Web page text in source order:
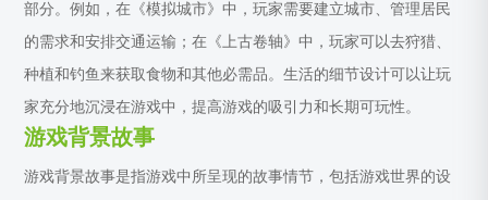
部分。例如，在《模拟城市》中，玩家需要建立城市、管理居民
的需求和安排交通运输；在《上古卷轴》中，玩家可以去狩猎、
种植和钓鱼来获取食物和其他必需品。生活的细节设计可以让玩
家充分地沉浸在游戏中，提高游戏的吸引力和长期可玩性。
游戏背景故事
游戏背景故事是指游戏中所呈现的故事情节，包括游戏世界的设